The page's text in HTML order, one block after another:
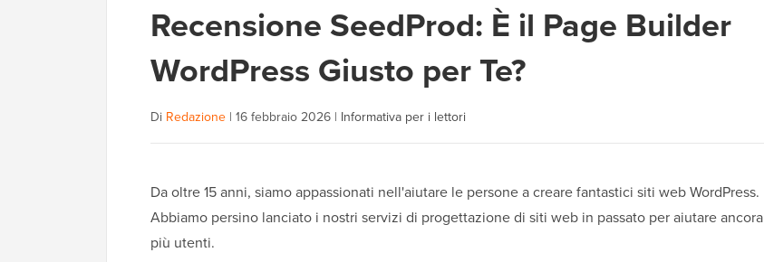
Recensione SeedProd: È il Page Builder
WordPress Giusto per Te?
Di Redazione | 16 febbraio 2026 | Informativa per i lettori
Da oltre 15 anni, siamo appassionati nell'aiutare le persone a creare fantastici siti web WordPress.
Abbiamo persino lanciato i nostri servizi di progettazione di siti web in passato per aiutare ancora
più utenti.